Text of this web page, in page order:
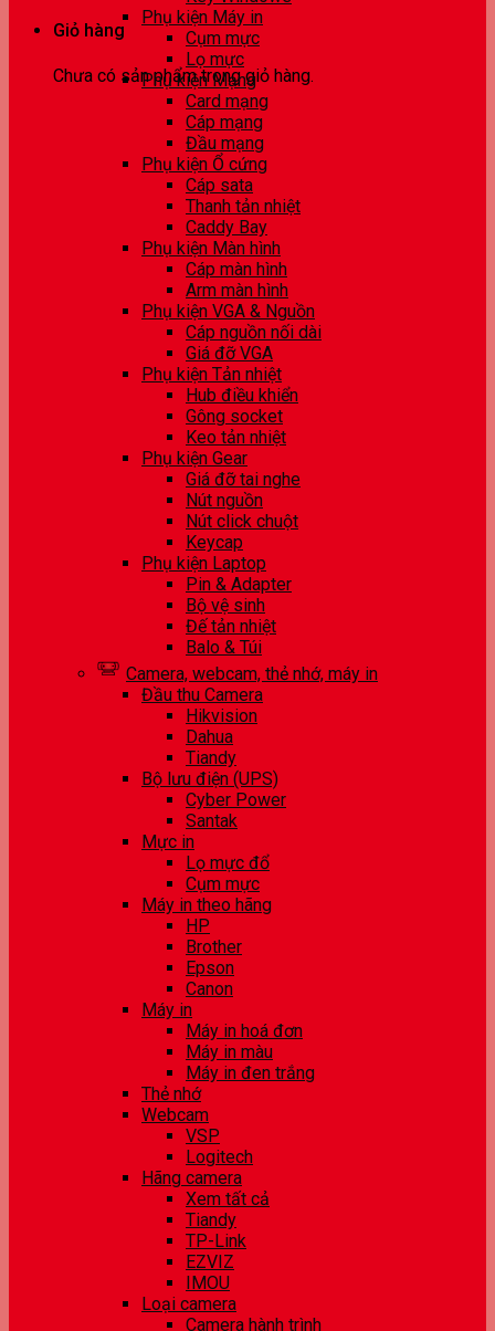
Giỏ hàng
Chưa có sản phẩm trong giỏ hàng.
Phụ kiện Máy in
Cụm mực
Lọ mực
Phụ kiện Mạng
Card mạng
Cáp mạng
Đầu mạng
Phụ kiện Ổ cứng
Cáp sata
Thanh tản nhiệt
Caddy Bay
Phụ kiện Màn hình
Cáp màn hình
Arm màn hình
Phụ kiện VGA & Nguồn
Cáp nguồn nối dài
Giá đỡ VGA
Phụ kiện Tản nhiệt
Hub điều khiển
Gông socket
Keo tản nhiệt
Phụ kiện Gear
Giá đỡ tai nghe
Nút nguồn
Nút click chuột
Keycap
Phụ kiện Laptop
Pin & Adapter
Bộ vệ sinh
Đế tản nhiệt
Balo & Túi
Camera, webcam, thẻ nhớ, máy in
Đầu thu Camera
Hikvision
Dahua
Tiandy
Bộ lưu điện (UPS)
Cyber Power
Santak
Mực in
Lọ mực đổ
Cụm mực
Máy in theo hãng
HP
Brother
Epson
Canon
Máy in
Máy in hoá đơn
Máy in màu
Máy in đen trắng
Thẻ nhớ
Webcam
VSP
Logitech
Hãng camera
Xem tất cả
Tiandy
TP-Link
EZVIZ
IMOU
Loại camera
Camera hành trình